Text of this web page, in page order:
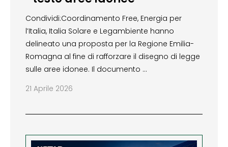
Condividi:Coordinamento Free, Energia per
l’Italia, Italia Solare e Legambiente hanno
delineato una proposta per la Regione Emilia-
Romagna al fine di rafforzare il disegno di legge
sulle aree idonee. Il documento …
21 Aprile 2026